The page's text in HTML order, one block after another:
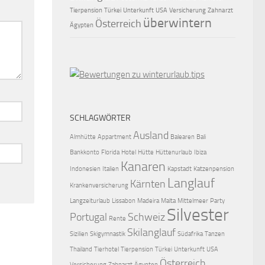
Tierpension Türkei Unterkunft USA Versicherung Zahnarzt
Ägypten Österreich überwintern
SCHLAGWÖRTER
Almhütte Appartment Ausland Balearen Bali
Bankkonto Florida Hotel Hütte Hüttenurlaub Ibiza
Indonesien Italien Kanaren Kapstadt Katzenpension
Krankenversicherung Kärnten Langlauf
Langzeiturlaub Lissabon Madeira Malta Mittelmeer Party
Portugal Rente SchweizSilvester
Sizilien Skigymnastik Skilanglauf Südafrika Tanzen
Thailand Tierhotel Tierpension Türkei Unterkunft USA